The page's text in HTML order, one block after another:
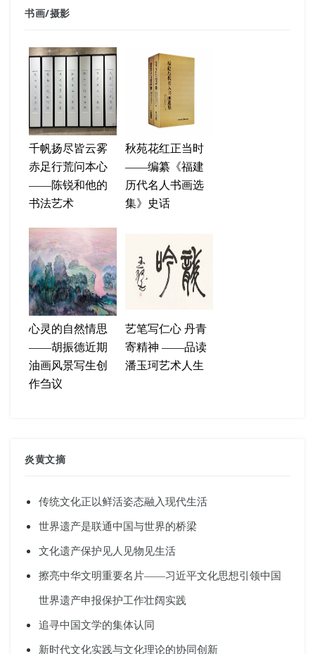
书画/摄影
千帆扬尽皆云雾
赤足行荒问本心
——陈锐和他的
书法艺术
秋苑花红正当时
——编纂《福建
历代名人书画选
集》史话
心灵的自然情思
——胡振德近期
油画风景写生创
作刍议
艺笔写仁心 丹青
寄精神 ——品读
潘玉珂艺术人生
炎黄文摘
传统文化正以鲜活姿态融入现代生活
世界遗产是联通中国与世界的桥梁
文化遗产保护见人见物见生活
擦亮中华文明重要名片——习近平文化思想引领中国
世界遗产申报保护工作壮阔实践
追寻中国文学的集体认同
新时代文化实践与文化理论的协同创新